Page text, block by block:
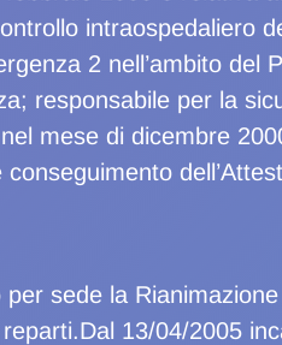
intraospedaliero
2 nell’ambito del
responsabile per la
mese di dicembre
sede la
13/04/2005